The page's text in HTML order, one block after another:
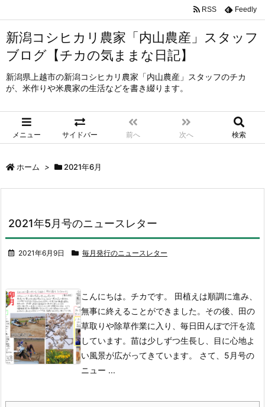
新潟コシヒカリ農家「内山農産」スタッフ
ブログ【チカの気ままな日記】
新潟県上越市の新潟コシヒカリ農家「内山農産」スタッフのチカ
が、米作りや米農家の生活などを書き綴ります。
メニュー サイドバー 前へ 次へ 検索
RSS Feedly
ホーム > 2021年6月
2021年5月号のニュースレター
2021年6月9日 毎月発行のニュースレター
こんにちは。チカです。 田植えは順調に進み、
無事に終えることができました。その後、田の
草取りや除草作業に入り、毎日田んぼで汗を流
しています。苗は少しずつ生長し、目に心地よ
い風景が広がってきています。 さて、5月号の
ニュー ...